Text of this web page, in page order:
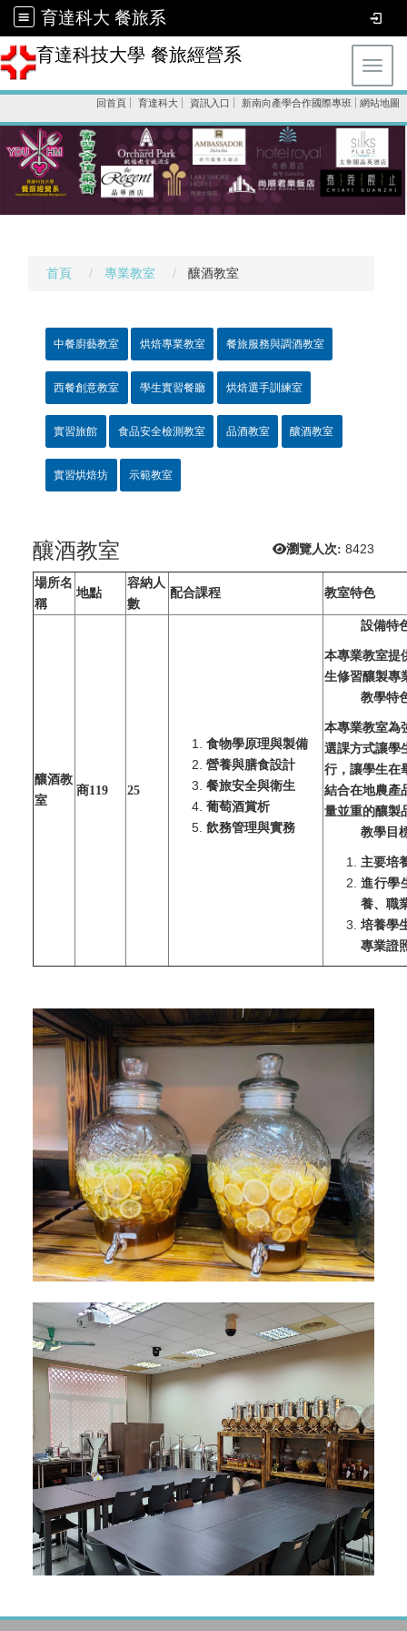
育達科大 餐旅系
育達科技大學 餐旅經營系
回首頁 育達科大 資訊入口 新南向產學合作國際專班 網站地圖
首頁 專業教室 釀酒教室
中餐廚藝教室 烘焙專業教室 餐旅服務與調酒教室
西餐創意教室 學生實習餐廳 烘焙選手訓練室
實習旅館 食品安全檢測教室 品酒教室 釀酒教室
實習烘焙坊 示範教室
瀏覽人次: 8423
釀酒教室
場所名
稱
地點
容納人
數
配合課程 教室特色
釀酒教
室
商119 25
食物學原理與製備
營養與膳食設計
餐旅安全與衛生
葡萄酒賞析
飲務管理與實務
設備特
本專業教室提
生修習釀製專
教學特
本專業教室為
選課方式讓學
行，讓學生在
結合在地農產
量並重的釀製
教學目
主要培
進行學
養、職
培養學
專業證